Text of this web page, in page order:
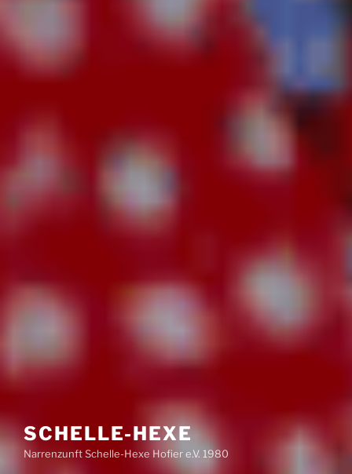
SCHELLE-HEXE
Narrenzunft Schelle-Hexe Hofier e.V. 1980